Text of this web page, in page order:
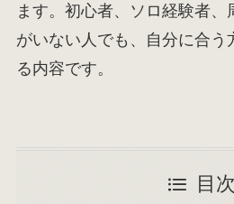
ます。初心者、ソロ経験者、
がいない人でも、自分に合う
る内容です。
目次